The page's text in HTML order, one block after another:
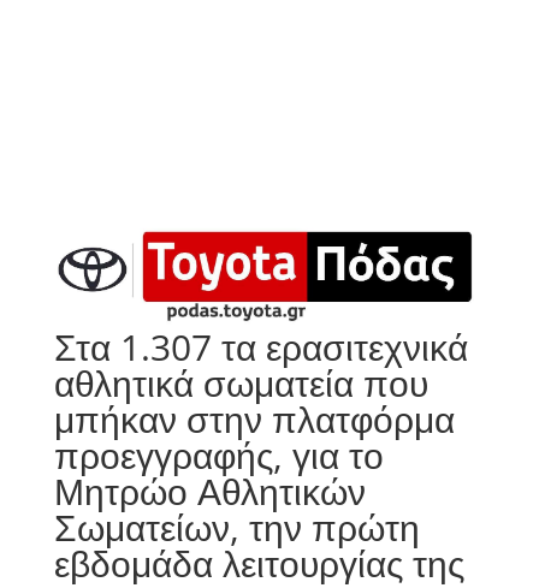
Στα 1.307 τα ερασιτεχνικά
αθλητικά σωματεία που
μπήκαν στην πλατφόρμα
προεγγραφής, για το
Μητρώο Αθλητικών
Σωματείων, την πρώτη
εβδομάδα λειτουργίας της